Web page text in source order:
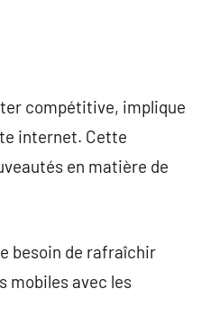
compétitive, implique
internet. Cette
en matière de
besoin de rafraîchir
mobiles avec les